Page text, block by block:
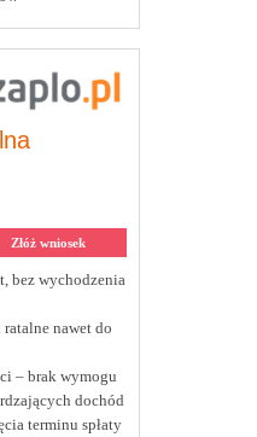
Złóż wniosek
bez wychodzenia
nawet do
– brak wymogu
dochód
terminu spłaty